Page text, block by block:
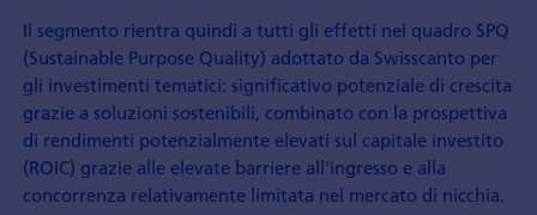
Il segmento rientra quindi a tutti gli effetti nel quadro SPQ
(Sustainable Purpose Quality) adottato da Swisscanto per
gli investimenti tematici: significativo potenziale di crescita
grazie a soluzioni sostenibili, combinato con la prospettiva
di rendimenti potenzialmente elevati sul capitale investito
(ROIC) grazie alle elevate barriere all'ingresso e alla
concorrenza relativamente limitata nel mercato di nicchia.